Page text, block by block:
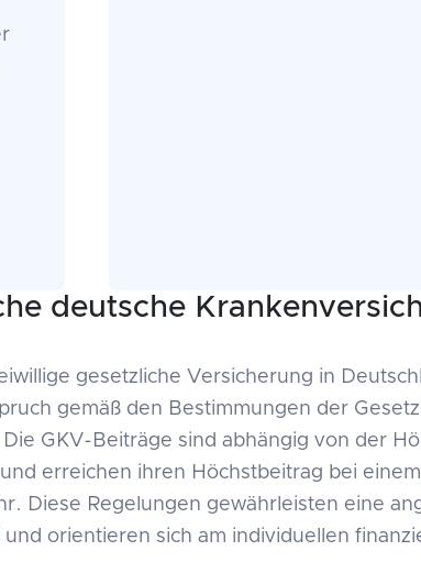
deutsche
gesetzliche Versicherung in
gemäß den Bestimmungen der
Die GKV-Beiträge sind abhängig von der
erreichen ihren Höchstbeitrag bei
Diese Regelungen gewährleisten eine
und orientieren sich am individuellen